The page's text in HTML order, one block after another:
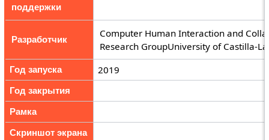
поддержки
Разработчик
Computer Human Interaction and
Research GroupUniversity of Castilla-
Год запуска 2019
Год закрытия
Рамка
Скриншот экрана